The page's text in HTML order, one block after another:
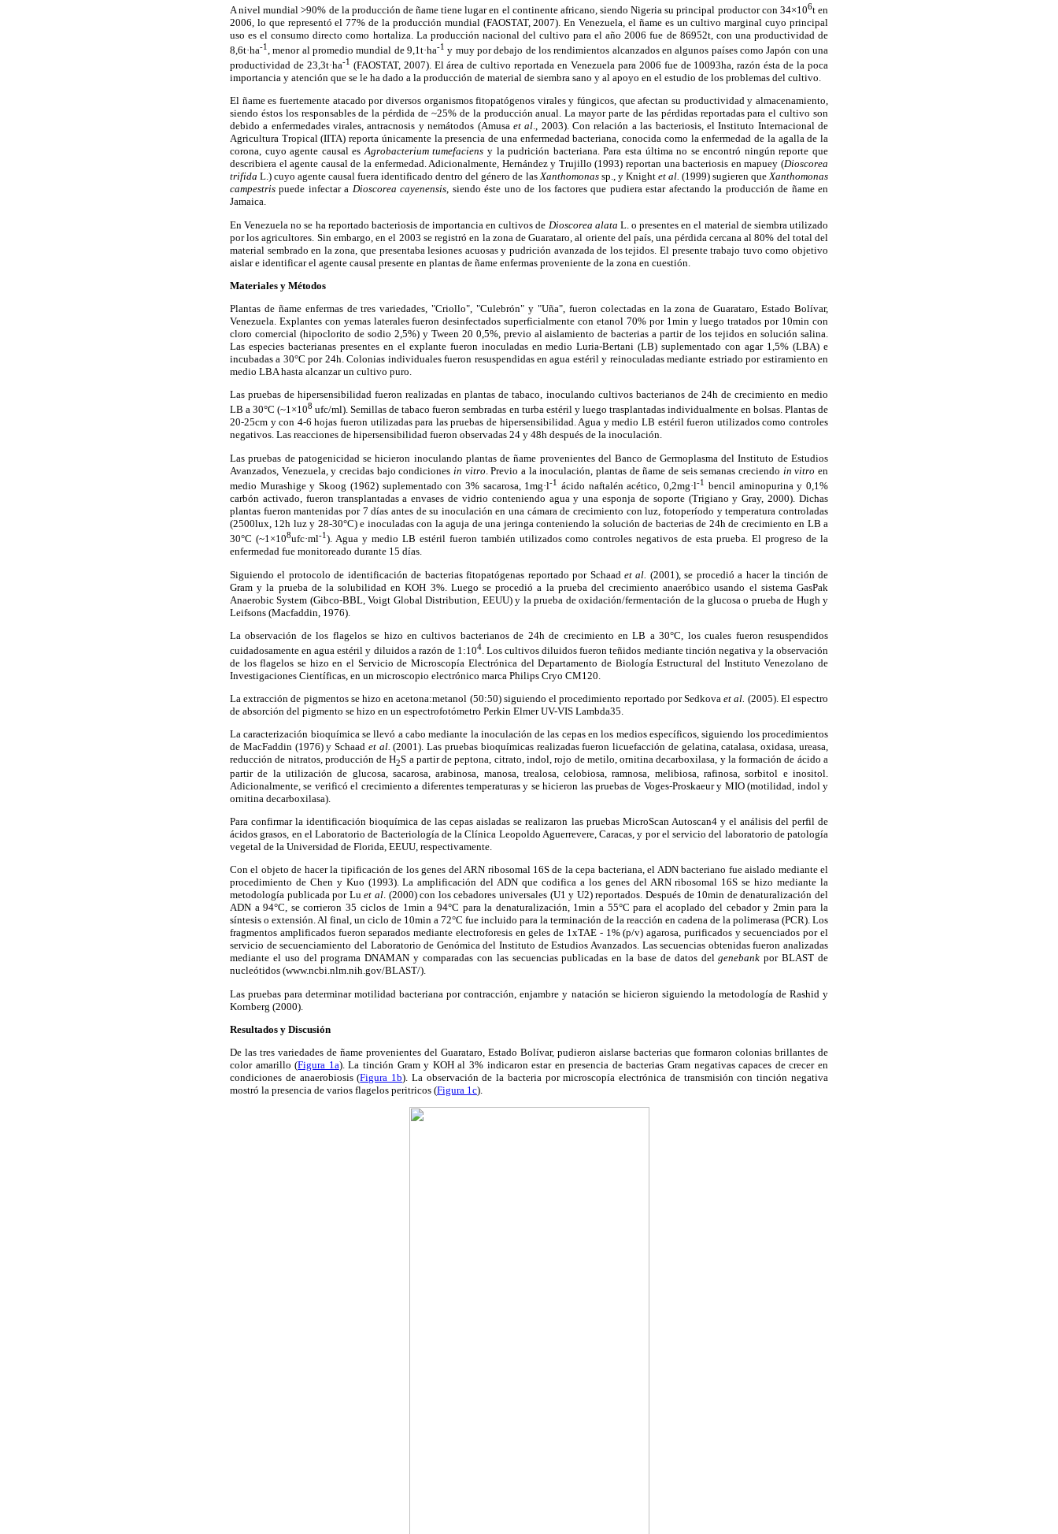
A nivel mundial >90% de la producción de ñame tiene lugar en el continente africano, siendo Nigeria su principal productor con 34×106t en
2006, lo que representó el 77% de la producción mundial (FAOSTAT, 2007). En Venezuela, el ñame es un cultivo marginal cuyo principal
uso es el consumo directo como hortaliza. La producción nacional del cultivo para el año 2006 fue de 86952t, con una productividad de
8,6t·ha-1 , menor al promedio mundial de 9,1t·ha-1 y muy por debajo de los rendimientos alcanzados en algunos países como Japón con una
productividad de 23,3t·ha-1 (FAOSTAT, 2007). El área de cultivo reportada en Venezuela para 2006 fue de 10093ha, razón ésta de la poca
importancia y atención que se le ha dado a la producción de material de siembra sano y al apoyo en el estudio de los problemas del cultivo.
El ñame es fuertemente atacado por diversos organismos fitopatógenos virales y fúngicos, que afectan su productividad y almacenamiento,
siendo éstos los responsables de la pérdida de ~25% de la producción anual. La mayor parte de las pérdidas reportadas para el cultivo son
debido a enfermedades virales, antracnosis y nemátodos (Amusa et al., 2003). Con relación a las bacteriosis, el Instituto Internacional de
Agricultura Tropical (IITA) reporta únicamente la presencia de una enfermedad bacteriana, conocida como la enfermedad de la agalla de la
corona, cuyo agente causal esAgrobacterium tumefaciens y la pudrición bacteriana. Para esta última no se encontró ningún reporte que
describiera el agente causal de la enfermedad. Adicionalmente, Hernández y Trujillo (1993) reportan una bacteriosis en mapuey (Dioscorea
trifida L.) cuyo agente causal fuera identificado dentro del género de lasXanthomonas sp., y Knight et al. (1999) sugieren queXanthomonas
campestris puede infectar a Dioscorea cayenensis, siendo éste uno de los factores que pudiera estar afectando la producción de ñame en
Jamaica.
En Venezuela no se ha reportado bacteriosis de importancia en cultivos de Dioscorea alata L. o presentes en el material de siembra utilizado
por los agricultores. Sin embargo, en el 2003 se registró en la zona de Guarataro, al oriente del país, una pérdida cercana al 80% del total del
material sembrado en la zona, que presentaba lesiones acuosas y pudrición avanzada de los tejidos. El presente trabajo tuvo como objetivo
aislar e identificar el agente causal presente en plantas de ñame enfermas proveniente de la zona en cuestión.
Materiales y Métodos
Plantas de ñame enfermas de tres variedades, "Criollo", "Culebrón" y "Uña", fueron colectadas en la zona de Guarataro, Estado Bolívar,
Venezuela. Explantes con yemas laterales fueron desinfectados superficialmente con etanol 70% por 1min y luego tratados por 10min con
cloro comercial (hipoclorito de sodio 2,5%) y Tween 20 0,5%, previo al aislamiento de bacterias a partir de los tejidos en solución salina.
Las especies bacterianas presentes en el explante fueron inoculadas en medio Luria-Bertani (LB) suplementado con agar 1,5% (LBA) e
incubadas a 30°C por 24h. Colonias individuales fueron resuspendidas en agua estéril y reinoculadas mediante estriado por estiramiento en
medio LBA hasta alcanzar un cultivo puro.
Las pruebas de hipersensibilidad fueron realizadas en plantas de tabaco, inoculando cultivos bacterianos de 24h de crecimiento en medio
LB a 30°C (~1×108 ufc/ml). Semillas de tabaco fueron sembradas en turba estéril y luego trasplantadas individualmente en bolsas. Plantas de
20-25cm y con 4-6 hojas fueron utilizadas para las pruebas de hipersensibilidad. Agua y medio LB estéril fueron utilizados como controles
negativos. Las reacciones de hipersensibilidad fueron observadas 24 y 48h después de la inoculación.
Las pruebas de patogenicidad se hicieron inoculando plantas de ñame provenientes del Banco de Germoplasma del Instituto de Estudios
Avanzados, Venezuela, y crecidas bajo condiciones in vitro . Previo a la inoculación, plantas de ñame de seis semanas creciendo in vitro en
medio Murashige y Skoog (1962) suplementado con 3% sacarosa, 1mg·l-1 ácido naftalén acético, 0,2mg·l-1 bencil aminopurina y 0,1%
carbón activado, fueron transplantadas a envases de vidrio conteniendo agua y una esponja de soporte (Trigiano y Gray, 2000). Dichas
plantas fueron mantenidas por 7 días antes de su inoculación en una cámara de crecimiento con luz, fotoperíodo y temperatura controladas
(2500lux, 12h luz y 28-30°C) e inoculadas con la aguja de una jeringa conteniendo la solución de bacterias de 24h de crecimiento en LB a
30°C (~1×108ufc·ml-1). Agua y medio LB estéril fueron también utilizados como controles negativos de esta prueba. El progreso de la
enfermedad fue monitoreado durante 15 días.
Siguiendo el protocolo de identificación de bacterias fitopatógenas reportado por Schaad et al. (2001), se procedió a hacer la tinción de
Gram y la prueba de la solubilidad en KOH 3%. Luego se procedió a la prueba del crecimiento anaeróbico usando el sistema GasPak
Anaerobic System (Gibco-BBL, Voigt Global Distribution, EEUU) y la prueba de oxidación/fermentación de la glucosa o prueba de Hugh y
Leifsons (Macfaddin, 1976).
La observación de los flagelos se hizo en cultivos bacterianos de 24h de crecimiento en LB a 30°C, los cuales fueron resuspendidos
cuidadosamente en agua estéril y diluidos a razón de 1:104. Los cultivos diluidos fueron teñidos mediante tinción negativa y la observación
de los flagelos se hizo en el Servicio de Microscopía Electrónica del Departamento de Biología Estructural del Instituto Venezolano de
Investigaciones Científicas, en un microscopio electrónico marca Philips Cryo CM120.
La extracción de pigmentos se hizo en acetona:metanol (50:50) siguiendo el procedimiento reportado por Sedkovaet al. (2005). El espectro
de absorción del pigmento se hizo en un espectrofotómetro Perkin Elmer UV-VIS Lambda35.
La caracterización bioquímica se llevó a cabo mediante la inoculación de las cepas en los medios específicos, siguiendo los procedimientos
de MacFaddin (1976) y Schaad et al. (2001). Las pruebas bioquímicas realizadas fueron licuefacción de gelatina, catalasa, oxidasa, ureasa,
reducción de nitratos, producción de H2S a partir de peptona, citrato, indol, rojo de metilo, ornitina decarboxilasa, y la formación de ácido a
partir de la utilización de glucosa, sacarosa, arabinosa, manosa, trealosa, celobiosa, ramnosa, melibiosa, rafinosa, sorbitol e inositol.
Adicionalmente, se verificó el crecimiento a diferentes temperaturas y se hicieron las pruebas de Voges-Proskaeur y MIO (motilidad, indol y
ornitina decarboxilasa).
Para confirmar la identificación bioquímica de las cepas aisladas se realizaron las pruebas MicroScan Autoscan4 y el análisis del perfil de
ácidos grasos, en el Laboratorio de Bacteriología de la Clínica Leopoldo Aguerrevere, Caracas, y por el servicio del laboratorio de patología
vegetal de la Universidad de Florida, EEUU, respectivamente.
Con el objeto de hacer la tipificación de los genes del ARN ribosomal 16S de la cepa bacteriana, el ADN bacteriano fue aislado mediante el
procedimiento de Chen y Kuo (1993). La amplificación del ADN que codifica a los genes del ARN ribosomal 16S se hizo mediante la
metodología publicada por Luet al. (2000) con los cebadores universales (U1 y U2) reportados. Después de 10min de denaturalización del
ADN a 94°C, se corrieron 35 ciclos de 1min a 94°C para la denaturalización, 1min a 55°C para el acoplado del cebador y 2min para la
síntesis o extensión. Al final, un ciclo de 10min a 72°C fue incluido para la terminación de la reacción en cadena de la polimerasa (PCR). Los
fragmentos amplificados fueron separados mediante electroforesis en geles de 1xTAE - 1% (p/v) agarosa, purificados y secuenciados por el
servicio de secuenciamiento del Laboratorio de Genómica del Instituto de Estudios Avanzados. Las secuencias obtenidas fueron analizadas
mediante el uso del programa DNAMAN y comparadas con las secuencias publicadas en la base de datos delgenebank por BLAST de
nucleótidos (www.ncbi.nlm.nih.gov/BLAST/).
Las pruebas para determinar motilidad bacteriana por contracción, enjambre y natación se hicieron siguiendo la metodología de Rashid y
Kornberg (2000).
Resultados y Discusión
De las tres variedades de ñame provenientes del Guarataro, Estado Bolívar, pudieron aislarse bacterias que formaron colonias brillantes de
color amarillo (Figura 1a). La tinción Gram y KOH al 3% indicaron estar en presencia de bacterias Gram negativas capaces de crecer en
condiciones de anaerobiosis (Figura 1b). La observación de la bacteria por microscopía electrónica de transmisión con tinción negativa
mostró la presencia de varios flagelos peritricos (Figura 1c).